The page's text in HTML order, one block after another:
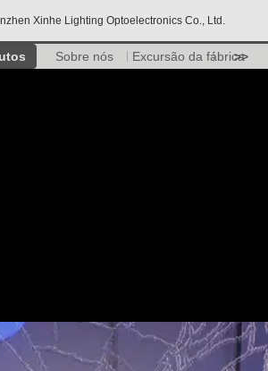
Xinhe Lighting Optoelectronics Co., Ltd.
Sobre nós Excursão da fábrica
>>